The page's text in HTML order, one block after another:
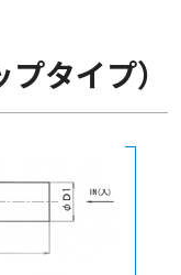
タイプ）